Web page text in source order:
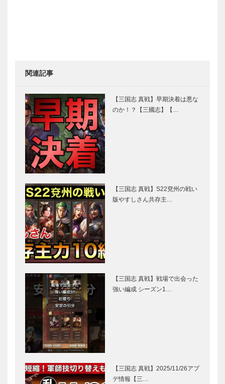
関連記事
【三国志 真戦】早期決着は悪な
のか！？【三國志】【…
【三国志 真戦】S22兗州の戦い
版やすしさん共存主…
【三国志 真戦】戦場で出会った
強い編成 シーズン1…
【三国志 真戦】2025/11/26アプ
デ情報【三…